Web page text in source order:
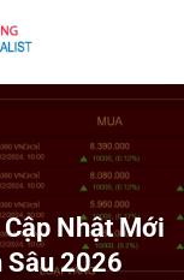
Nhật Mới
Sâu 2026